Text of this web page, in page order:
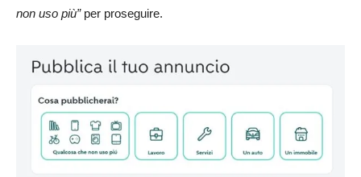
non uso più”per proseguire.